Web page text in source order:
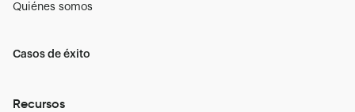
Quiénes somos
Casos de éxito
Recursos